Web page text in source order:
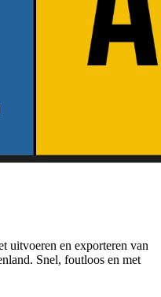
uitvoeren en exporteren van
Snel, foutloos en met